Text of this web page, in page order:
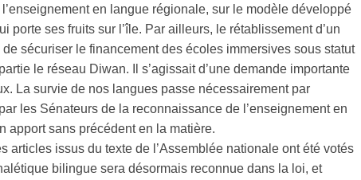
en langue régionale, sur le modèle développé
porte ses fruits sur l’île. Par ailleurs, le rétablissement d’un
sécuriser le financement des écoles immersives sous statut
le réseau Diwan. Il s’agissait d’une demande importante
La survie de nos langues passe nécessairement par
les Sénateurs de la reconnaissance de l’enseignement en
apport sans précédent en la matière.
articles issus du texte de l’Assemblée nationale ont été votés
bilingue sera désormais reconnue dans la loi, et